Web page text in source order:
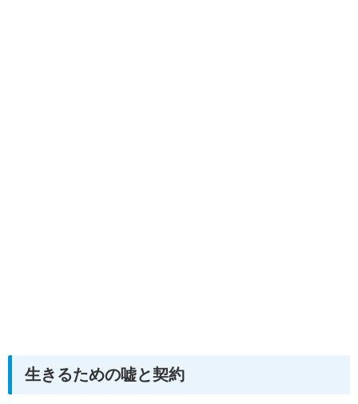
生きるための嘘と契約